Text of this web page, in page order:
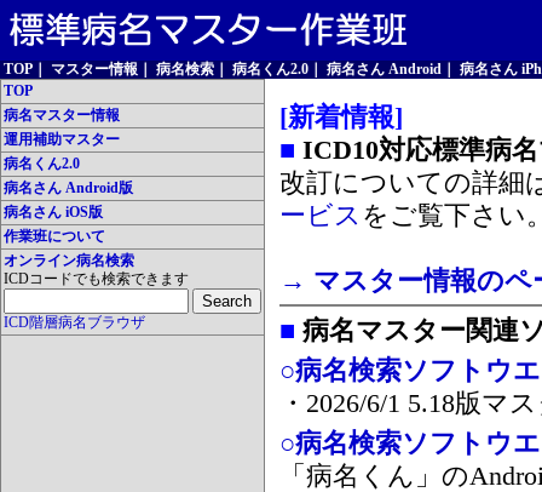
TOP マスター情報 病名検索 病名くん2.0 病名さん Android
病名さん
TOP
病名マスター情報
運用補助マスター
病名くん2.0
病名さん Android版
病名さん iOS版
作業班について
オンライン病名検索
ICDコードでも検索できます
ICD階層病名ブラウザ
[新着情報]
■ ICD10対応標準病
改訂についての詳細
ービス をご覧下さい
→ マスター情報のペ
■ 病名マスター関連
○病名検索ソフトウ
・2026/6/1 5.18版マ
○病名検索ソフトウ
「病名くん」の